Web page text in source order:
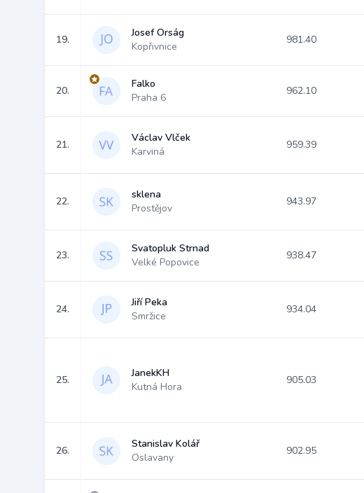
19.
Josef Orság
Kopřivnice
981.40
20.
Falko
Praha 6
962.10
21.
Václav Vlček
Karviná
959.39
22.
sklena
Prostějov
943.97
23.
Svatopluk Strnad
Velké Popovice
938.47
24.
Jiří Peka
Smržice
934.04
25.
JanekKH
Kutná Hora
905.03
26.
Stanislav Kolář
Oslavany
902.95